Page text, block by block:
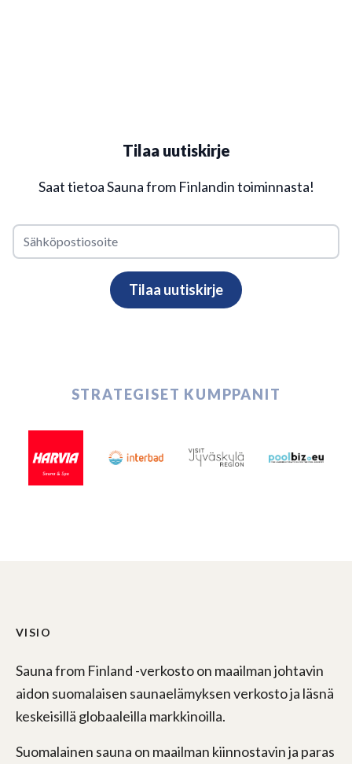
Tilaa uutiskirje
Saat tietoa Sauna from Finlandin toiminnasta!
STRATEGISET KUMPPANIT
VISIO
Sauna from Finland -verkosto on maailman johtavin
aidon suomalaisen saunaelämyksen verkosto ja läsnä
keskeisillä globaaleilla markkinoilla.
Suomalainen sauna on maailman kiinnostavin ja paras